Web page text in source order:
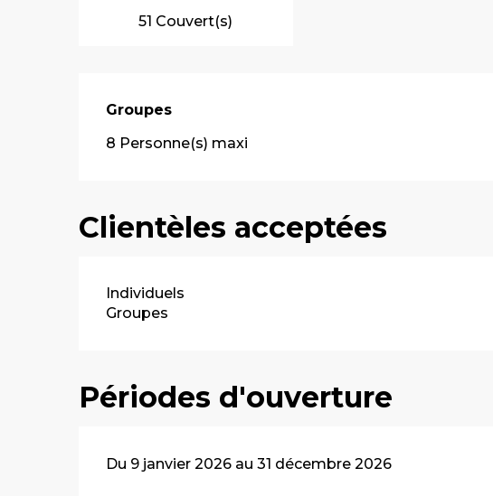
51 Couvert(s)
Groupes
Groupes
8 Personne(s) maxi
Clientèles acceptées
Individuels
Groupes
Périodes d'ouverture
Du 9 janvier 2026 au 31 décembre 2026